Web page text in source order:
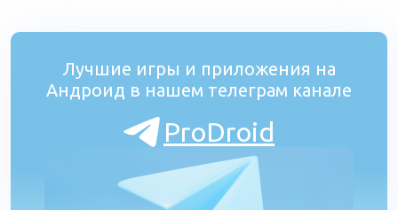
Лучшие игры и приложения на
Андроид в нашем телеграм канале
ProDroid